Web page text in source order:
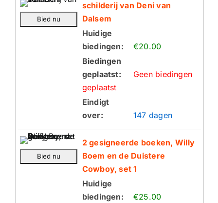
schilderij van Deni van
Dalsem
Huidige
biedingen:
€20.00
Biedingen
geplaatst:
Geen biedingen
geplaatst
Eindigt
over:
147 dagen
2 gesigneerde boeken, Willy
Boem en de Duistere
Cowboy, set 1
Huidige
biedingen:
€25.00